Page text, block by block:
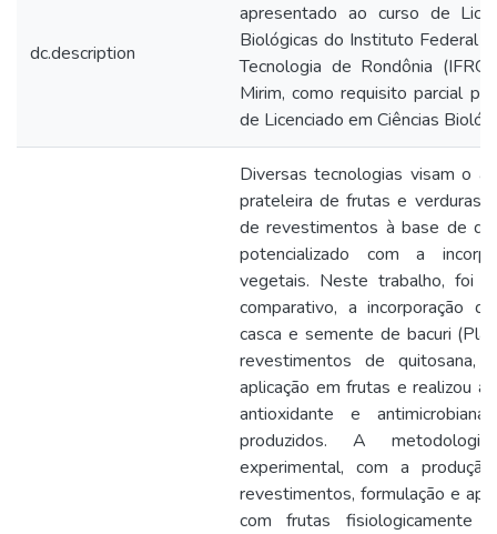
dc.description
apresentado ao curso de
Biológicas do Instituto Federal
Tecnologia de Rondônia
Mirim, como requisito parcial
de Licenciado em Ciências
Diversas tecnologias visam o
prateleira de frutas e verduras,
de revestimentos à base de
potencializado com a
vegetais. Neste trabalho, foi
comparativo, a incorporação
casca e semente de bacuri
revestimentos de
aplicação em frutas e realizou
antioxidante e
produzidos. A
experimental, com a
revestimentos, formulação e
com frutas fisiologicamente